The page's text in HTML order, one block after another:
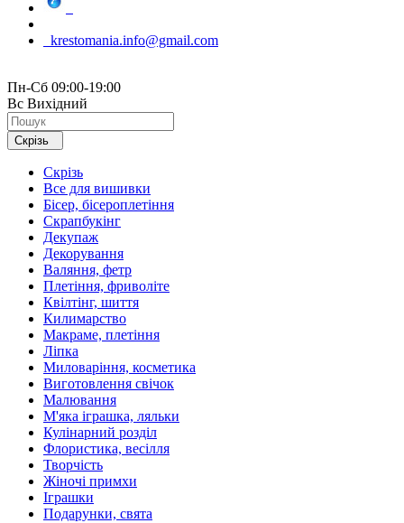
krestomania.info@gmail.com
Пн-Сб 09:00-19:00
Вс Вихідний
Скрізь
Скрізь
Все для вишивки
Бісер, бісероплетіння
Скрапбукінг
Декупаж
Декорування
Валяння, фетр
Плетіння, фриволіте
Квілтінг, шиття
Килимарство
Макраме, плетіння
Ліпка
Миловаріння, косметика
Виготовлення свічок
Малювання
М'яка іграшка, ляльки
Кулінарний розділ
Флористика, весілля
Творчість
Жіночі примхи
Іграшки
Подарунки, свята